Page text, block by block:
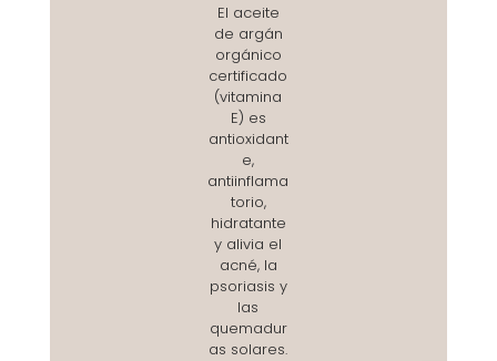
El aceite
de argán
orgánico
certificado
(vitamina
E) es
antioxidant
e,
antiinflama
torio,
hidratante
y alivia el
acné, la
psoriasis y
las
quemadur
as solares.